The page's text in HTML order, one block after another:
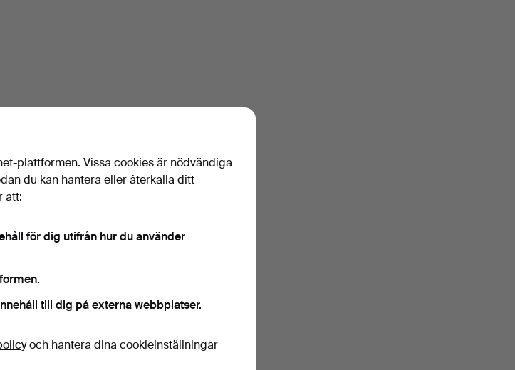
plattformen. Vissa cookies är nödvändiga
du kan hantera eller återkalla ditt
att:
för dig utifrån hur du använder
till dig på externa webbplatser.
och hantera dina cookieinställningar